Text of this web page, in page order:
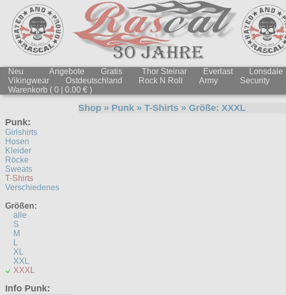
Neu Angebote Gratis Thor Steinar Everlast Lonsdale
Vikingwear
Ostdeutschland Rock N Roll Army Security
Warenkorb ( 0 | 0.00 € )
Punk:
Girlshirts
Hosen
Kleider
Röcke
Sweats
T-Shirts
Verschiedenes
Größen:
alle
S
M
L
XL
XXL
XXXL
Info Punk:
Shop » Punk» T-Shirts » Größe: XXXL